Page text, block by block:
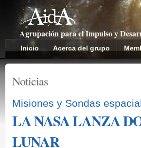
Agrupación para el Impulso y
Inicio Acerca del grupo
Noticias
Misiones y Sondas
LA NASA LANZA
LUNAR